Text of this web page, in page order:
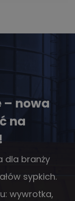
– nowa
na
dla branży
sypkich.
wywrotka,